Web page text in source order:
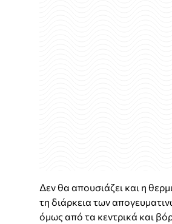
Δεν θα απουσιάζει και η
τη διάρκεια των
όμως από τα κεντρικά και